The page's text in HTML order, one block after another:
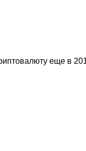
еще в